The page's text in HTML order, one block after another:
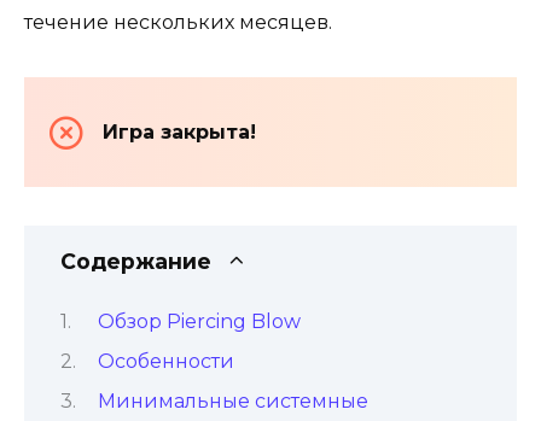
течение нескольких месяцев.
Игра закрыта!
Содержание
Обзор Piercing Blow
Особенности
Минимальные системные